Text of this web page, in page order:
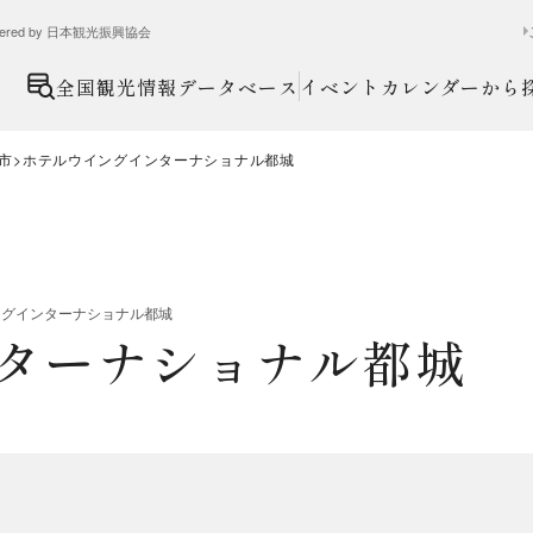
by 日本観光振興協会
全国観光情報データベース イベントカレンダーから
ホテルウイングインターナショナル都城
インターナショナル都城
ーナショナル都城